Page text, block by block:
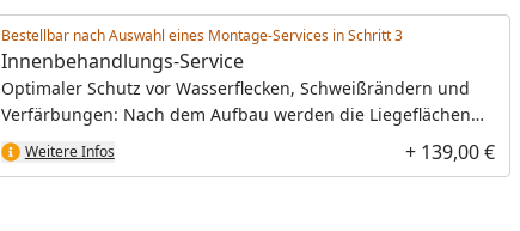
Bestellbar nach Auswahl eines Montage-Services in Schritt
Innenbehandlungs-Service
Optimaler Schutz vor Wasserflecken, Schweißrändern und
Verfärbungen: Nach dem Aufbau werden die Liegeflächen
und Rückenlehnen mit einer speziellen, hochwertigen
Sauna-Pflegemilch behandelt.
Weitere Infos + 139,00 €